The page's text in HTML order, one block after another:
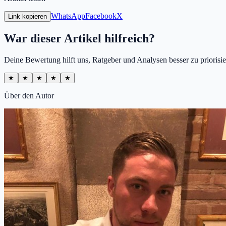
Link kopieren WhatsAppFacebookX
War dieser Artikel hilfreich?
Deine Bewertung hilft uns, Ratgeber und Analysen besser zu
★ ★ ★ ★ ★
Über den Autor